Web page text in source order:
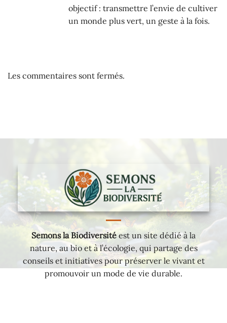
objectif : transmettre l’envie de cultiver
un monde plus vert, un geste à la fois.
Les commentaires sont fermés.
Semons la Biodiversité est un site dédié à la
nature, au bio et à l’écologie, qui partage des
conseils et initiatives pour préserver le vivant et
promouvoir un mode de vie durable.